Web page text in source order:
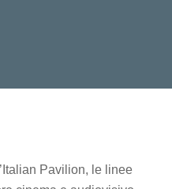
Pavilion, le linee